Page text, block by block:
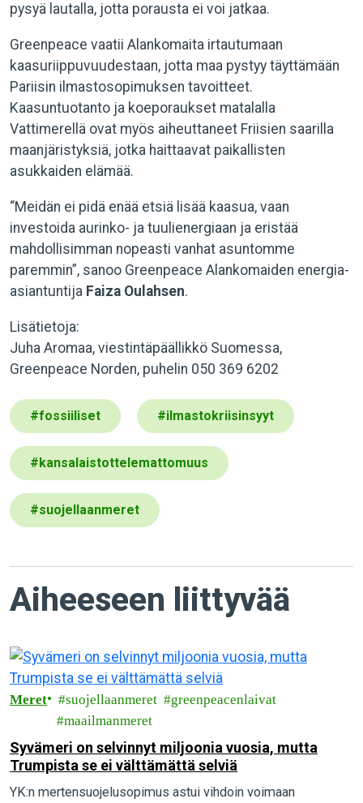
pysyä lautalla, jotta porausta ei voi jatkaa.
Greenpeace vaatii Alankomaita irtautumaan
kaasuriippuvuudestaan, jotta maa pystyy täyttämään
Pariisin ilmastosopimuksen tavoitteet.
Kaasuntuotanto ja koeporaukset matalalla
Vattimerellä ovat myös aiheuttaneet Friisien saarilla
maanjäristyksiä, jotka haittaavat paikallisten
asukkaiden elämää.
“Meidän ei pidä enää etsiä lisää kaasua, vaan
investoida aurinko- ja tuulienergiaan ja eristää
mahdollisimman nopeasti vanhat asuntomme
paremmin”, sanoo Greenpeace Alankomaiden energia-
asiantuntija Faiza Oulahsen.
Lisätietoja:
Juha Aromaa, viestintäpäällikkö Suomessa,
Greenpeace Norden, puhelin 050 369 6202
#fossiiliset #ilmastokriisinsyyt
#kansalaistottelemattomuus
#suojellaanmeret
Aiheeseen liittyvää
Meret suojellaanmeret
greenpeacenlaivat
maailmanmeret
Syvämeri on selvinnyt miljoonia vuosia, mutta
Trumpista se ei välttämättä selviä
YK:n mertensuojelusopimus astui vihdoin voimaan